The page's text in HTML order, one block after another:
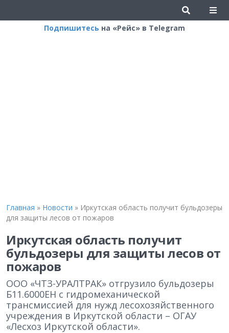
Подпишитесь на «Рейс» в Telegram
Главная » Новости » Иркутская область получит бульдозеры
для защиты лесов от пожаров
Иркутская область получит
бульдозеры для защиты лесов от
пожаров
ООО «ЧТЗ-УРАЛТРАК» отгрузило бульдозеры
Б11.6000ЕН с гидромеханической
трансмиссией для нужд лесохозяйственного
учреждения в Иркутской области – ОГАУ
«Лесхоз Иркутской области».